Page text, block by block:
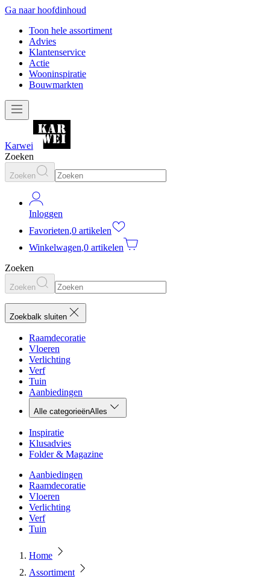
Ga naar hoofdinhoud
Toon hele assortiment
Advies
Klantenservice
Actie
Wooninspiratie
Bouwmarkten
Karwei
Zoeken
Zoeken
Inloggen
Favorieten,0 artikelen
Winkelwagen,0 artikelen
Zoeken
Zoeken
Zoekbalk sluiten
Raamdecoratie
Vloeren
Verlichting
Verf
Tuin
Aanbiedingen
Alle categorieënAlles
Inspiratie
Klusadvies
Folder & Magazine
Aanbiedingen
Raamdecoratie
Vloeren
Verlichting
Verf
Tuin
Home
Assortiment